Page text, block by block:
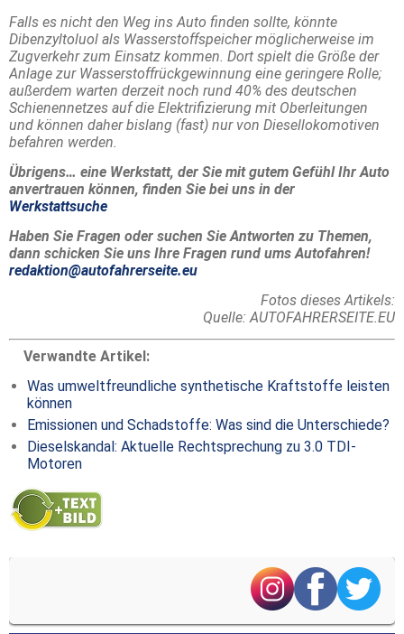
Falls es nicht den Weg ins Auto finden sollte, könnte
Dibenzyltoluol als Wasserstoffspeicher möglicherweise im
Zugverkehr zum Einsatz kommen. Dort spielt die Größe der
Anlage zur Wasserstoffrückgewinnung eine geringere Rolle;
außerdem warten derzeit noch rund 40% des deutschen
Schienennetzes auf die Elektrifizierung mit Oberleitungen
und können daher bislang (fast) nur von Diesellokomotiven
befahren werden.
Übrigens… eine Werkstatt, der Sie mit gutem Gefühl Ihr Auto
anvertrauen können, finden Sie bei uns in der
Werkstattsuche
Haben Sie Fragen oder suchen Sie Antworten zu Themen,
dann schicken Sie uns Ihre Fragen rund ums Autofahren!
redaktion@autofahrerseite.eu
Fotos dieses Artikels:
Quelle: AUTOFAHRERSEITE.EU
Verwandte Artikel:
Was umweltfreundliche synthetische Kraftstoffe leisten
können
Emissionen und Schadstoffe: Was sind die Unterschiede?
Dieselskandal: Aktuelle Rechtsprechung zu 3.0 TDI-
Motoren